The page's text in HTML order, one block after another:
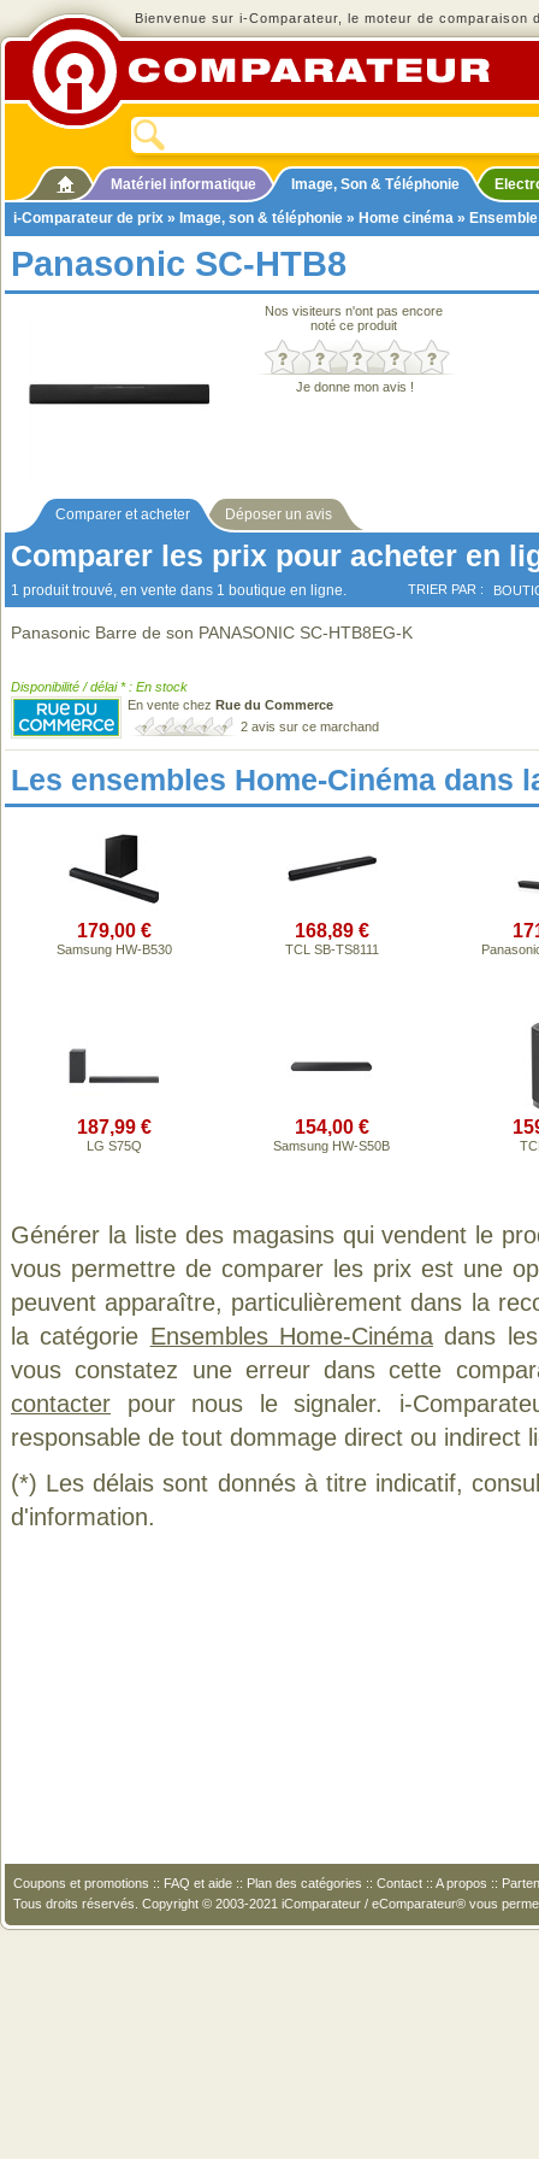
Bienvenue sur i-Comparateur, le moteur de comparaison
Matériel informatique Image, Son & Téléphonie
i-Comparateur de prix » Image, son & téléphonie » Home cinéma »
Panasonic SC-HTB8
Nos visiteurs n'ont pas encore
noté ce produit
Je donne mon avis !
Comparer et acheter Déposer un avis
Comparer les prix pour acheter en
1 produit trouvé, en vente dans 1 boutique en ligne. TRIER PAR :
Panasonic Barre de son PANASONIC SC-HTB8EG-K
Disponibilité / délai * : En stock
En vente chez Rue du Commerce
2 avis sur ce marchand
Les ensembles Home-Cinéma dans
179,00 €
Samsung HW-B530
168,89 €
TCL SB-TS8111
187,99 €
LG S75Q
154,00 €
Samsung HW-S50B
Générer la liste des magasins qui vendent le
vous permettre de comparer les prix est une
peuvent apparaître, particulièrement dans la
la catégorie Ensembles Home-Cinémadans les
vous constatez une erreur dans cette
contacter pour nous le signaler. i-
responsable de tout dommage direct ou indirect
(*) Les délais sont donnés à titre indicatif,
d'information.
Coupons et promotions :: FAQ et aide :: Plan des catégories :: Contact :: A propos ::
Tous droits réservés. Copyright © 2003-2021 iComparateur / eComparateur® vous